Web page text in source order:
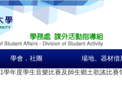
學會．社團 場地、器材借
學年度學生音樂比賽及師生鄉土歌謠比賽